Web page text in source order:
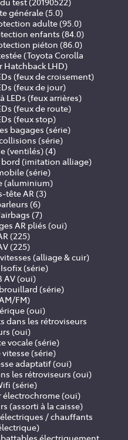
générale (5.0)
adulte (95.0)
enfants (84.0)
piéton (86.0)
(Toyota Corolla
Hatchback LHD)
(feux de croisement)
(feux de jour)
LEDs (feux arrières)
(feux de route)
(feux stop)
bagages (série)
(série)
(ventilés) (4)
bord (imitation alliage)
(série)
Jantes alliage (aluminium)
tête AR (3)
(6)
(7)
AR pliés (oui)
(225)
(225)
(alliage & cuir)
(série)
AV (oui)
(série)
FM)
(oui)
dans les rétroviseurs
(oui)
vocale (série)
(série)
adaptatif (oui)
les rétroviseurs (oui)
(série)
électrochrome (oui)
(assorti à la caisse)
/ chauffants